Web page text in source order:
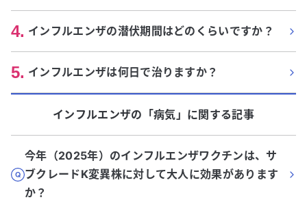
4. インフルエンザの潜伏期間はどのくらいですか？
5. インフルエンザは何日で治りますか？
インフルエンザの「病気 」に関する記事
今年（2025年）のインフルエンザワクチンは、サ
ブクレードK変異株に対して大人に効果があります
か？